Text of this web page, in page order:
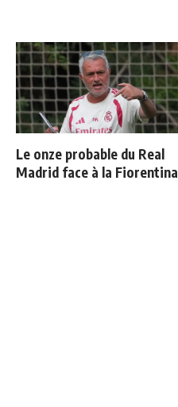
Le onze probable du Real
Madrid face à la Fiorentina